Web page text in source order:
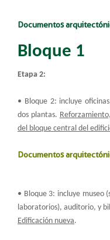
Documentos
Bloque 1
Etapa 2:
• Bloque 2: incluye
dos plantas.
del bloque central del
Documentos
• Bloque 3: incluye museo
laboratorios), auditorio, y
Edificación nueva.